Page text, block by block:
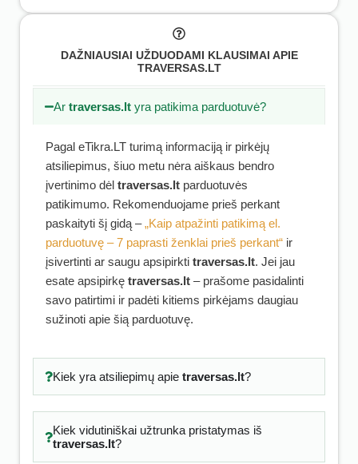
DAŽNIAUSIAI UŽDUODAMI KLAUSIMAI APIE
TRAVERSAS.LT
Artraversas.lt yra patikima parduotuvė?
Pagal eTikra.LT turimą informaciją ir pirkėjų
atsiliepimus, šiuo metu nėra aiškaus bendro
įvertinimo dėl traversas.lt parduotuvės
patikimumo. Rekomenduojame prieš perkant
paskaityti šį gidą –„Kaip atpažinti patikimą el.
parduotuvę – 7 paprasti ženklai prieš perkant“ ir
įsivertinti ar saugu apsipirkti traversas.lt. Jei jau
esate apsipirkę traversas.lt – prašome pasidalinti
savo patirtimi ir padėti kitiems pirkėjams daugiau
sužinoti apie šią parduotuvę.
Kiek yra atsiliepimų apie traversas.lt?
Kiek vidutiniškai užtrunka pristatymas iš
traversas.lt?